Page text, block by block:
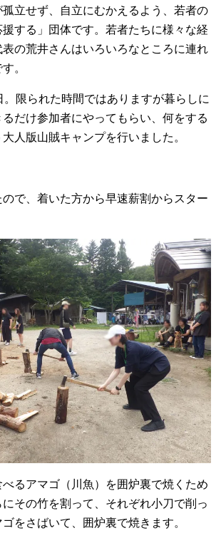
立せず、自立にむかえるよう、若者の
する」団体です。若者たちに様々な経
の荒井さんはいろいろなところに連れ
。
限られた時間ではありますが暮らしに
だけ参加者にやってもらい、何をする
人版山賊キャンプを行いました。
で、着いた方から早速薪割からスター
るアマゴ（川魚）を囲炉裏で焼くため
その竹を割って、それぞれ小刀で削っ
をさばいて、囲炉裏で焼きます。